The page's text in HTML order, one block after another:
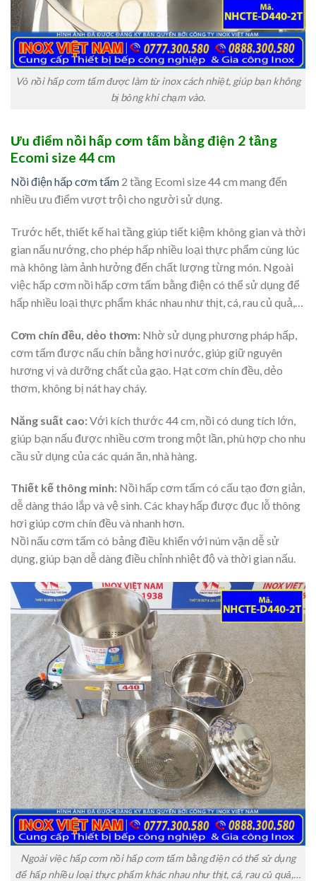
Vỏ nồi hấp cơm tấm được làm từ inox cách nhiệt, giúp bạn không
bị bỏng khi chạm vào.
Ưu điểm nồi hấp cơm tấm bằng điện 2 tầng
Ecomi size 44 cm
Nồi điện hấp cơm tấm 2 tầng Ecomi size 44 cm mang đến
nhiều ưu điểm vượt trội cho người sử dụng.
Trước hết, thiết kế hai tầng giúp tiết kiệm không gian và thời
gian nấu nướng, cho phép hấp nhiều loại thực phẩm cùng lúc
mà không làm ảnh hưởng đến chất lượng từng món. Ngoài
việc hấp cơm nồi hấp cơm tấm bằng điện có thể sử dụng để
hấp nhiều loại thực phẩm khác nhau như thịt, cá, rau củ quả,…
Cơm chín đều, dẻo thơm: Nhờ sử dụng phương pháp hấp,
cơm tấm được nấu chín bằng hơi nước, giúp giữ nguyên
hương vị và dưỡng chất của gạo. Hạt cơm chín đều, dẻo
thơm, không bị nát hay cháy.
Năng suất cao:Với kích thước 44 cm, nồi có dung tích lớn,
giúp bạn nấu được nhiều cơm trong một lần, phù hợp cho nhu
cầu sử dụng của các quán ăn, nhà hàng.
Thiết kế thông minh: Nồi hấp cơm tấm có cấu tạo đơn giản,
dễ dàng tháo lắp và vệ sinh. Các khay hấp được đục lỗ thông
hơi giúp cơm chín đều và nhanh hơn.
Nồi nấu cơm tấm có bảng điều khiển với núm vặn dễ sử
dụng, giúp bạn dễ dàng điều chỉnh nhiệt độ và thời gian nấu.
Ngoài việc hấp cơm nồi hấp cơm tấm bằng điện có thể sử dụng
để hấp nhiều loại thực phẩm khác nhau như thịt, cá, rau củ quả,…